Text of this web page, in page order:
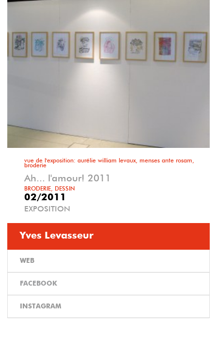
vue de l'exposition: aurélie william levaux, menses ante rosam,
broderie
Ah... l'amour! 2011
BRODERIE, DESSIN
02/2011
EXPOSITION
Yves Levasseur
WEB
FACEBOOK
INSTAGRAM